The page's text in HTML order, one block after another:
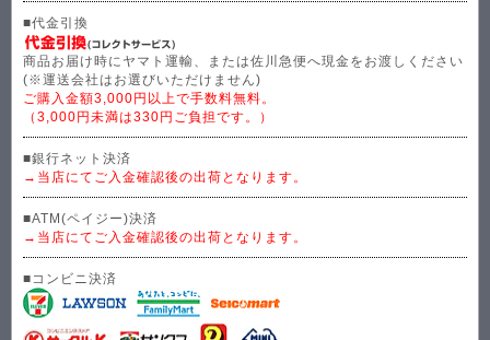
■代金引換
商品お届け時にヤマト運輸、または佐川急便へ現金をお渡しください
(※運送会社はお選びいただけません)
ご購入金額3,000円以上で手数料無料。
（3,000円未満は330円ご負担です。）
■銀行ネット決済
→当店にてご入金確認後の出荷となります。
■ATM(ペイジー)決済
→当店にてご入金確認後の出荷となります。
■コンビニ決済